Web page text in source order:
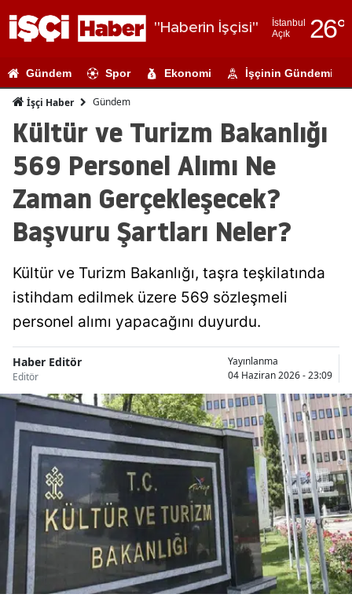
"Haberin İşçisi"
İstanbul
Açık
26°
Adıyaman
Ağrı
Artvin
Bilecik
Bingöl
Bitlis
Bolu
Burdur
Bursa
Çanakkale
Çankırı
Gündem Spor Ekonomi İşçinin Gündemi
İşçi Haber Gündem
Kültür ve Turizm Bakanlığı
569 Personel Alımı Ne
Zaman Gerçekleşecek?
Başvuru Şartları Neler?
Kültür ve Turizm Bakanlığı, taşra teşkilatında
istihdam edilmek üzere 569 sözleşmeli
personel alımı yapacağını duyurdu.
Haber Editör
Editör
Yayınlanma
04 Haziran 2026 - 23:09